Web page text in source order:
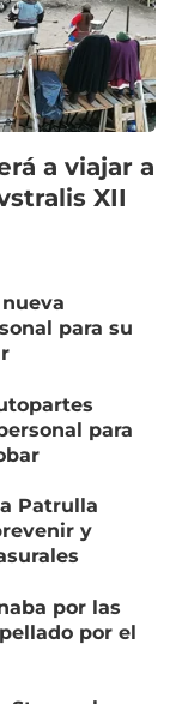
a viajar a
XII
para su
para
Patrulla
y
por las
por el